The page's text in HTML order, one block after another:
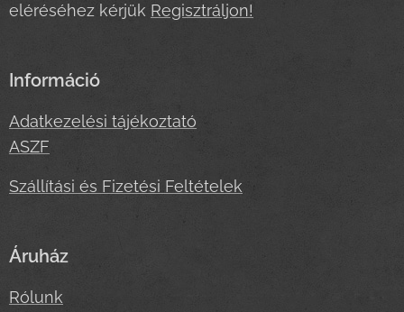
eléréséhez kérjük Regisztráljon!
Információ
Adatkezelési tájékoztató
ASZF
Szállítási és Fizetési Feltételek
Áruház
Rólunk